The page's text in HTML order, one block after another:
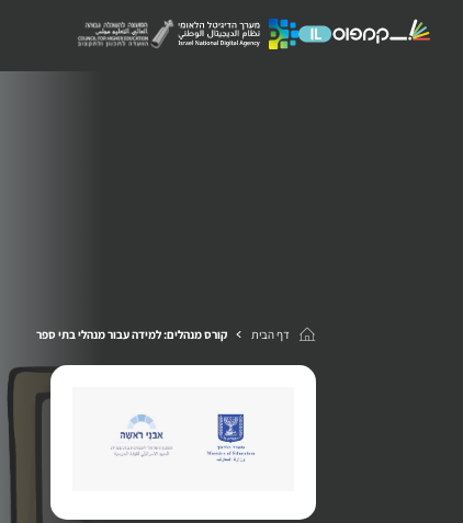
דף הבית קורס מנהלים: למידה עבור מנהלי בתי ספר